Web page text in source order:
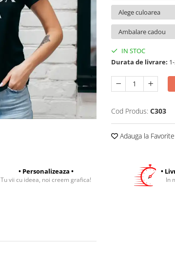
IN STOC
Durata de livrare:
Cod Produs: C303
Adauga la Favorite
• Personalizeaza •
Tu vii cu ideea, noi creem grafica!
•
In